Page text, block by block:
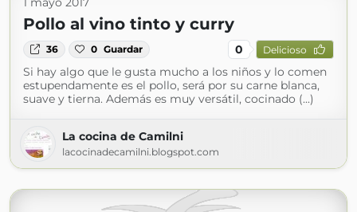
Pollo al vino tinto y curry
36 0 Guardar 0 Delicioso
Si hay algo que le gusta mucho a los niños y lo comen
estupendamente es el pollo, será por su carne blanca,
suave y tierna. Además es muy versátil, cocinado (...)
La cocina de Camilni
lacocinadecamilni.blogspot.com